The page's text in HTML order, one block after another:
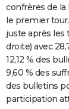
confrères de la
le premier
juste après les
droite) avec
12,12 % des
9,60 % des
des bulletins
participation